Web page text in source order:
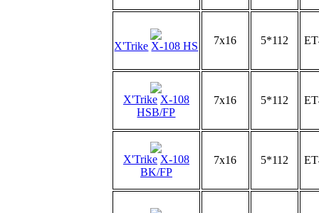
X'Trike X-108 HS 7x16 5*112
X'Trike X-108
HSB/FP
7x16 5*112
X'Trike X-108
BK/FP
7x16 5*112